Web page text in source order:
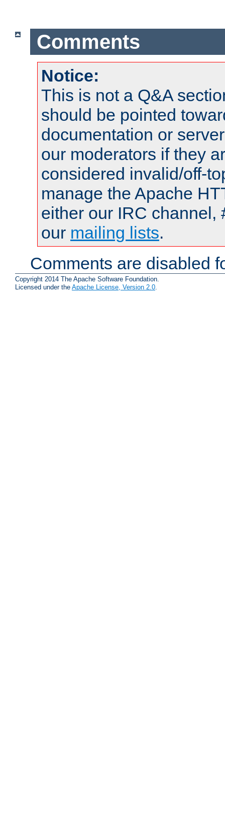
Comments
Notice:
This is not a Q&A
should be pointed
documentation or
our moderators if they
considered invalid/off-
manage the Apache
either our IRC channel,
our mailing lists.
Comments are disabled
Copyright 2014 The Apache Software Foundation.
Licensed under the Apache License, Version 2.0